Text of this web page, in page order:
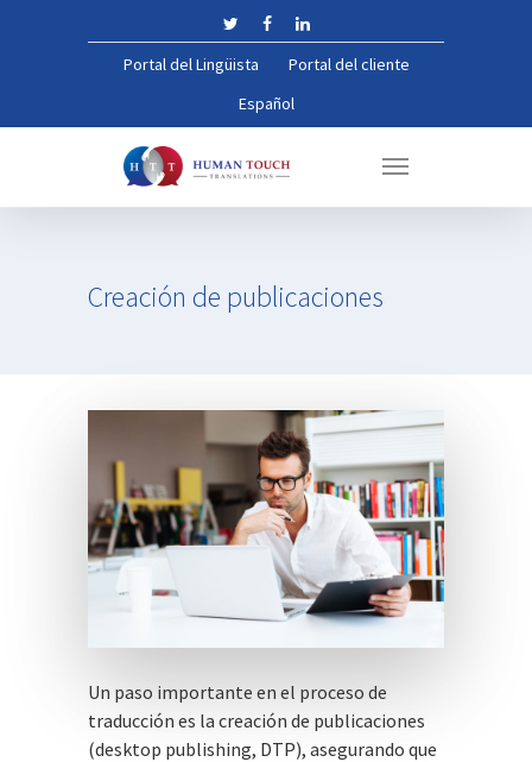
Portal del Lingüista
Portal del cliente
Español
Creación de publicaciones
Un paso importante en el proceso de
traducción es la creación de publicaciones
(desktop publishing, DTP), asegurando que